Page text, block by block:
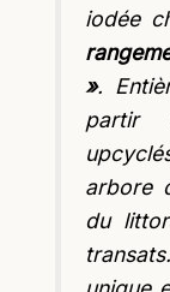
iodée
».
partir
arbore
du